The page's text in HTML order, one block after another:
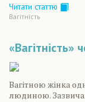
Читати статтю
Вагiтнiсть
«Вагітність»
Вагітною жінка
людиною.